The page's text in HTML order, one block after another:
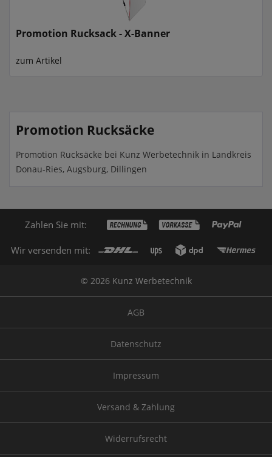
Promotion Rucksack - X-Banner
zum Artikel
Promotion Rucksäcke
Promotion Rucksäcke bei Kunz Werbetechnik in Landkreis
Donau-Ries, Augsburg, Dillingen
Zahlen Sie mit:
Wir versenden mit:
© 2026 Kunz Werbetechnik
AGB
Datenschutz
Impressum
Versand & Zahlung
Widerrufsrecht